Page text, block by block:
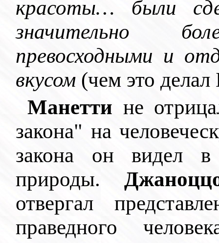
красоты… были
значительно
превосходными и
вкусом (чем это
Манетти не
закона" на
закона он видел в
природы.
отвергал
праведного